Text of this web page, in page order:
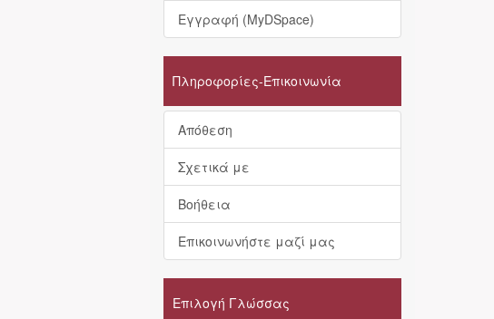
Εγγραφή (MyDSpace)
Πληροφορίες-Επικοινωνία
Απόθεση
Σχετικά με
Βοήθεια
Επικοινωνήστε μαζί μας
Επιλογή Γλώσσας